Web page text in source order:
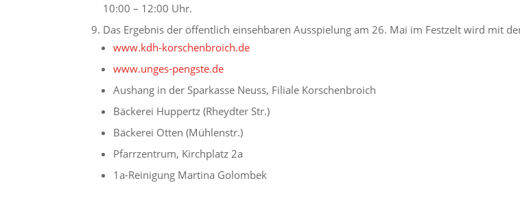
10:00 – 12:00 Uhr.
Das Ergebnis der öffentlich einsehbaren Ausspielung am 26. Mai im Festzelt wird mit
www.kdh-korschenbroich.de
www.unges-pengste.de
Aushang in der Sparkasse Neuss, Filiale Korschenbroich
Bäckerei Huppertz (Rheydter Str.)
Bäckerei Otten (Mühlenstr.)
Pfarrzentrum, Kirchplatz 2a
1a-Reinigung Martina Golombek